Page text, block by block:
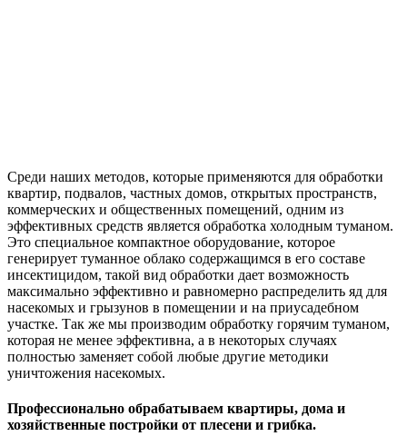
Среди наших методов, которые применяются для обработки
квартир, подвалов, частных домов, открытых пространств,
коммерческих и общественных помещений, одним из
эффективных средств является обработка холодным туманом.
Это специальное компактное оборудование, которое
генерирует туманное облако содержащимся в его составе
инсектицидом, такой вид обработки дает возможность
максимально эффективно и равномерно распределить яд для
насекомых и грызунов в помещении и на приусадебном
участке. Так же мы производим обработку горячим туманом,
которая не менее эффективна, а в некоторых случаях
полностью заменяет собой любые другие методики
уничтожения насекомых.
Профессионально обрабатываем квартиры, дома и
хозяйственные постройки от плесени и грибка.